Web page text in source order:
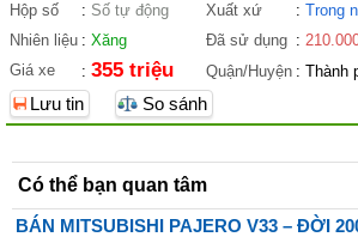
Hộp số : Số tự động Xuất xứ : Trong
Nhiên liệu : Xăng Đã sử dụng :
Giá xe
: 355 triệu Quận/Huyện : Thành
Lưu tin So sánh
Có thể bạn quan tâm
BÁN MITSUBISHI PAJERO V33 – ĐỜI